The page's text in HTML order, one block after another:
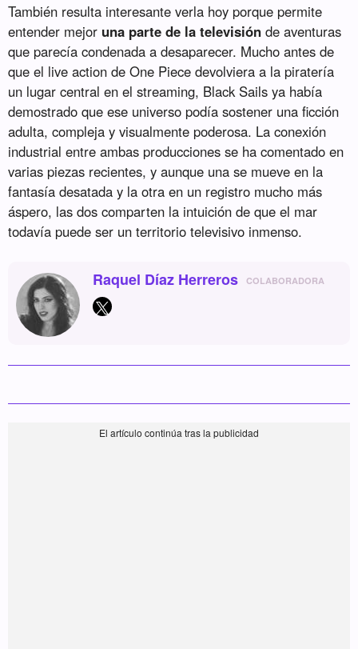
También resulta interesante verla hoy porque permite
entender mejor una parte de la televisión de aventuras
que parecía condenada a desaparecer. Mucho antes de
que el live action de One Piece devolviera a la piratería
un lugar central en el streaming, Black Sails ya había
demostrado que ese universo podía sostener una ficción
adulta, compleja y visualmente poderosa. La conexión
industrial entre ambas producciones se ha comentado en
varias piezas recientes, y aunque una se mueve en la
fantasía desatada y la otra en un registro mucho más
áspero, las dos comparten la intuición de que el mar
todavía puede ser un territorio televisivo inmenso.
Raquel Díaz Herreros COLABORADORA